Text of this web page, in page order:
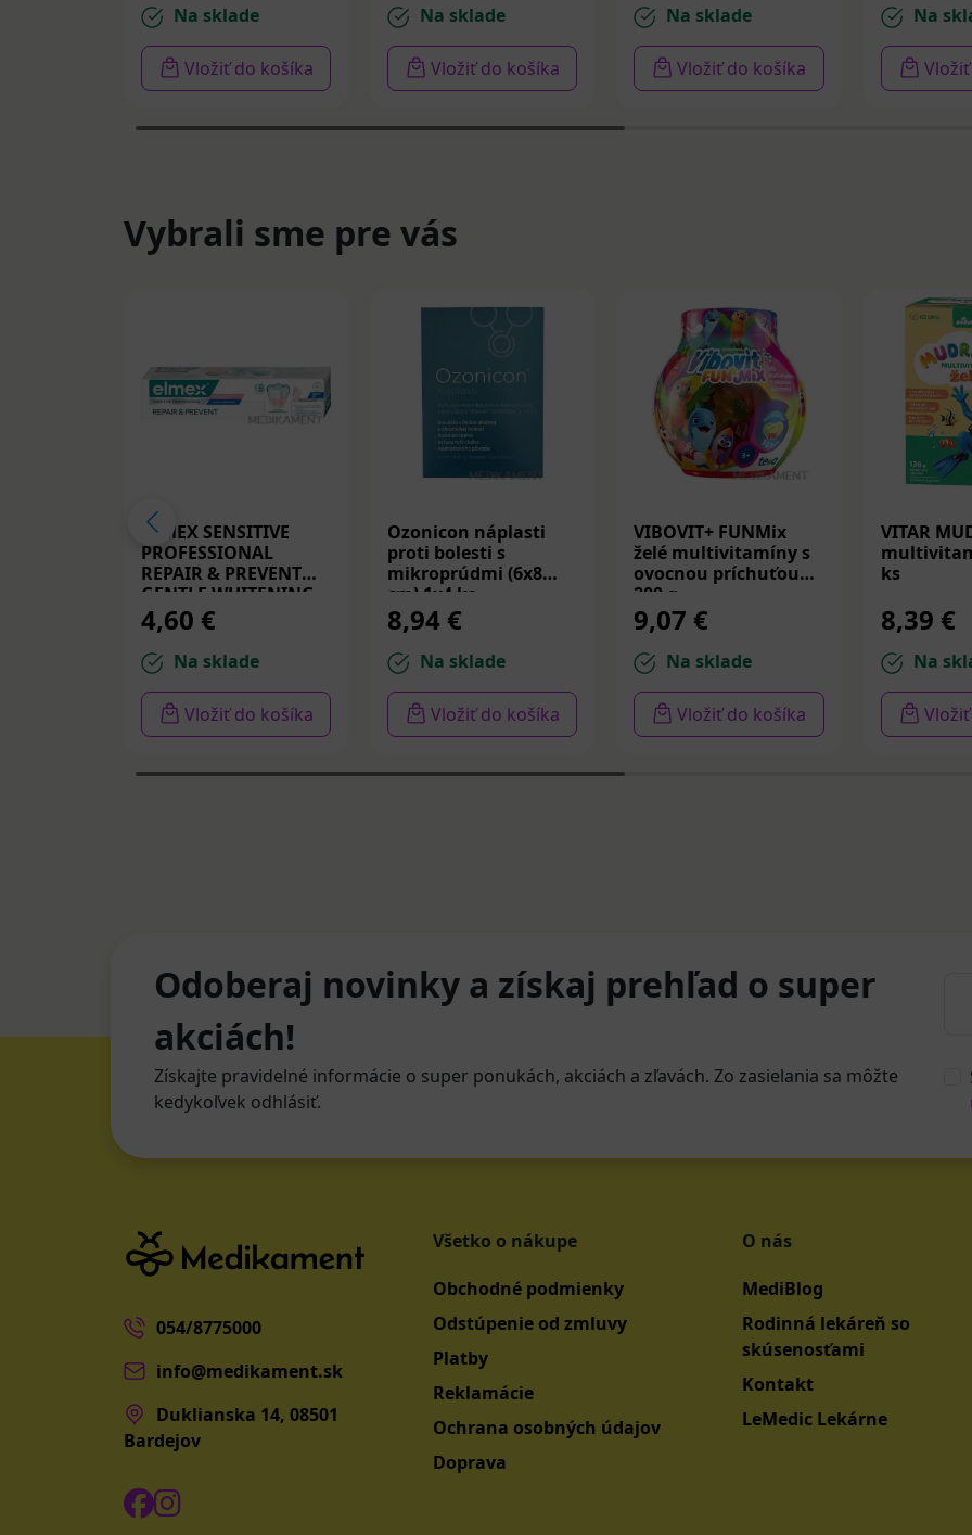
Na sklade
Vložiť do košíka
Na sklade
Vložiť do košíka
Na sklade
Vložiť do košíka
Na
Vybrali sme pre vás
ELMEX SENSITIVE
PROFESSIONAL
REPAIR & PREVENT
GENTLE WHITENING,
zubná pasta 75 ml
4,60 €
Na sklade
Vložiť do košíka
Ozonicon náplasti
proti bolesti s
mikroprúdmi (6x8
cm) 1x4 ks
8,94 €
Na sklade
Vložiť do košíka
VIBOVIT+ FUNMix
želé multivitamíny s
ovocnou príchuťou
200 g
9,07 €
Na sklade
Vložiť do košíka
VITAR
ks
8,39 €
Na
Odoberaj novinky a získaj prehľad o super
akciách!
Získajte pravidelné informácie o super ponukách, akciách a zľavách. Zo zasielania sa môžte
kedykoľvek odhlásiť.
054/8775000
info@medikament.sk
Duklianska 14, 08501
Bardejov
Všetko o nákupe
Obchodné podmienky
Odstúpenie od zmluvy
Platby
Reklamácie
Ochrana osobných údajov
Doprava
O nás
MediBlog
Rodinná lekáreň so
skúsenosťami
Kontakt
LeMedic Lekárne